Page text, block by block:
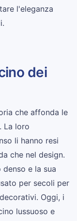
l'eleganza
dei
che affonda le
La loro
li hanno resi
che nel design.
e la sua
per secoli per
Oggi, i
lussuoso e